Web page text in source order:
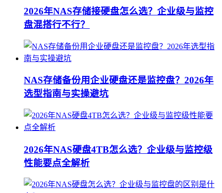
2026年NAS存储接硬盘怎么选？企业级与监控
盘混搭行不行？
NAS存储备份用企业硬盘还是监控盘？2026年
选型指南与实操避坑
2026年NAS硬盘4TB怎么选？企业级与监控级
性能要点全解析